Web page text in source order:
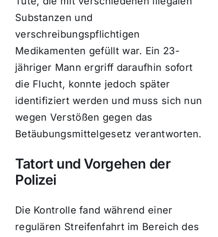
Substanzen und
verschreibungspflichtigen
Medikamenten gefüllt war. Ein 23-
jähriger Mann ergriff daraufhin sofort
die Flucht, konnte jedoch später
identifiziert werden und muss sich nun
wegen Verstößen gegen das
Betäubungsmittelgesetz verantworten.
Tatort und Vorgehen der
Polizei
Die Kontrolle fand während einer
regulären Streifenfahrt im Bereich des